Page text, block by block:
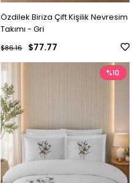
Özdilek Biriza Çift Kişilik Nevresim
Takımı - Gri
$77.77
$86.16
%10